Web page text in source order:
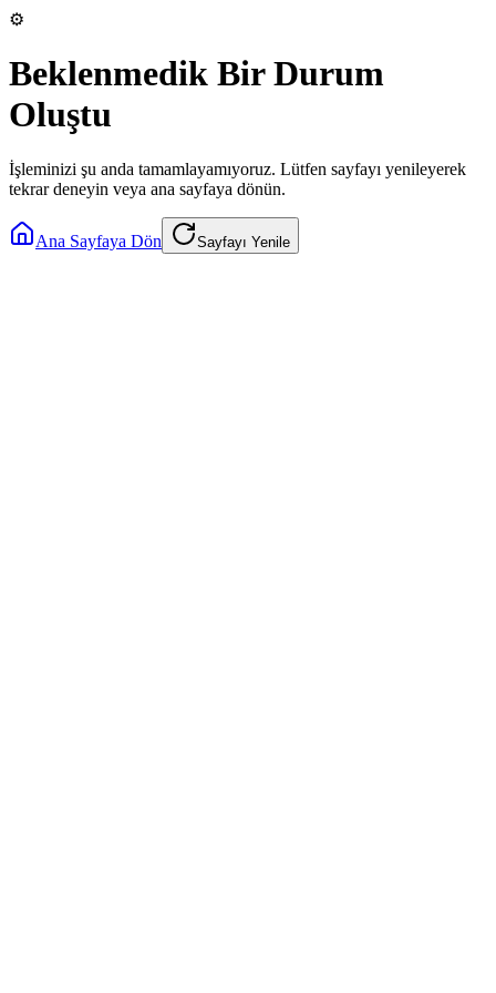
⚙️
Beklenmedik Bir Durum
Oluştu
İşleminizi şu anda tamamlayamıyoruz. Lütfen sayfayı yenileyerek
tekrar deneyin veya ana sayfaya dönün.
Ana Sayfaya Dön Sayfayı Yenile